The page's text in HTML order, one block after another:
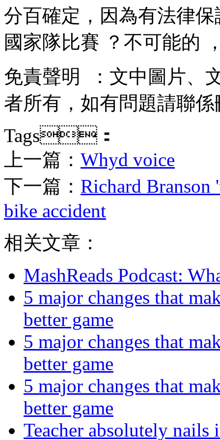
分百確定，因為有法
國家隊比賽 ？不可能的 
免責聲明  ：文中圖片
者所有，如有問題請聯係
Tags：
上一篇： Whyd voice
下一篇： Richard Branson
bike accident
相关文章：
MashReads Podcast:
5 major changes that
better game
5 major changes that
better game
5 major changes that
better game
Teacher absolutely